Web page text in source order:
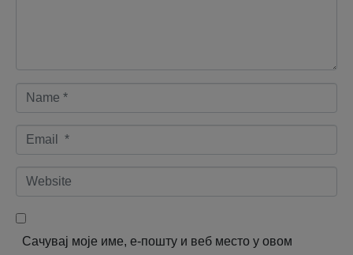
*
a
em
l
W
e
b
Сачувај моје име, е-пошту и веб место у овом